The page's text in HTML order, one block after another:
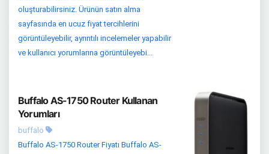
oluşturabilirsiniz. Ürünün satın alma
sayfasında en ucuz fiyat tercihlerini
görüntüleyebilir, ayrıntılı incelemeler yapabilir
ve kullanıcı yorumlarına görüntüleyebi...
Buffalo AS-1750 Router Kullanan
Yorumları
buffalo
Buffalo AS-1750 Router Fiyatı Buffalo AS-